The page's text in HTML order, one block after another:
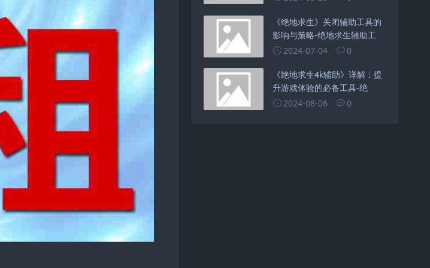
《绝地求生》关闭辅助工具的
影响与策略-绝地求生辅助工
2024-07-04
0
《绝地求生4k辅助》详解：提
升游戏体验的必备工具-绝
2024-08-06
0